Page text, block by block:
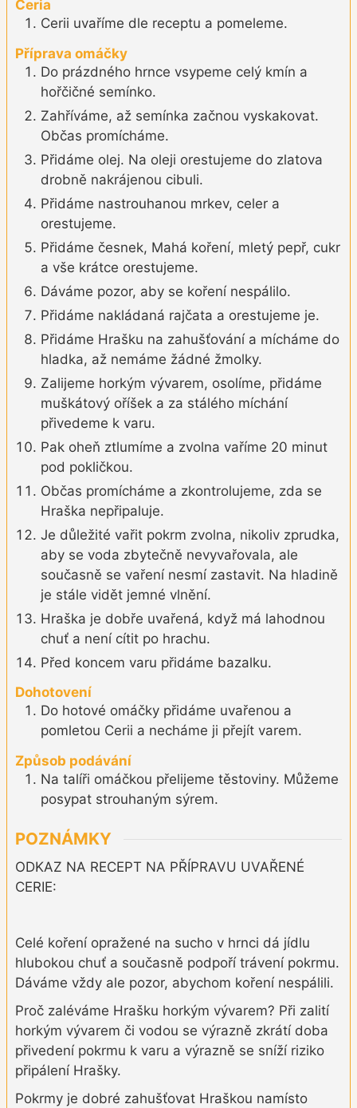
Ceria
Cerii uvaříme dle receptu a pomeleme.
Příprava omáčky
Do prázdného hrnce vsypeme celý kmín a
hořčičné semínko.
Zahříváme, až semínka začnou vyskakovat.
Občas promícháme.
Přidáme olej. Na oleji orestujeme do zlatova
drobně nakrájenou cibuli.
Přidáme nastrouhanou mrkev, celer a
orestujeme.
Přidáme česnek, Mahá koření, mletý pepř, cukr
a vše krátce orestujeme.
Dáváme pozor, aby se koření nespálilo.
Přidáme nakládaná rajčata a orestujeme je.
Přidáme Hrašku na zahušťování a mícháme do
hladka, až nemáme žádné žmolky.
Zalijeme horkým vývarem, osolíme, přidáme
muškátový oříšek a za stálého míchání
přivedeme k varu.
Pak oheň ztlumíme a zvolna vaříme 20 minut
pod pokličkou.
Občas promícháme a zkontrolujeme, zda se
Hraška nepřipaluje.
Je důležité vařit pokrm zvolna, nikoliv zprudka,
aby se voda zbytečně nevyvařovala, ale
současně se vaření nesmí zastavit. Na hladině
je stále vidět jemné vlnění.
Hraška je dobře uvařená, když má lahodnou
chuť a není cítit po hrachu.
Před koncem varu přidáme bazalku.
Dohotovení
Do hotové omáčky přidáme uvařenou a
pomletou Cerii a necháme ji přejít varem.
Způsob podávání
Na talíři omáčkou přelijeme těstoviny. Můžeme
posypat strouhaným sýrem.
POZNÁMKY
ODKAZ NA RECEPT NA PŘÍPRAVU UVAŘENÉ
CERIE:
Celé koření opražené na sucho v hrnci dá jídlu
hlubokou chuť a současně podpoří trávení pokrmu.
Dáváme vždy ale pozor, abychom koření nespálili.
Proč zaléváme Hrašku horkým vývarem? Při zalití
horkým vývarem či vodou se výrazně zkrátí doba
přivedení pokrmu k varu a výrazně se sníží riziko
připálení Hrašky.
Pokrmy je dobré zahušťovat Hraškou namísto